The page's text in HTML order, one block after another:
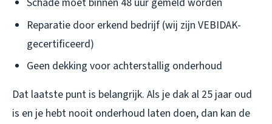
Reparatie door erkend bedrijf (wij zijn VEBIDAK-
gecertificeerd)
Geen dekking voor achterstallig onderhoud
Dat laatste punt is belangrijk. Als je dak al 25 jaar oud
is en je hebt nooit onderhoud laten doen, dan kan de